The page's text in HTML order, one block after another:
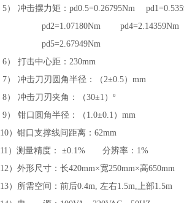
5） 冲击摆力矩： pd0.5=0.26795Nm
pd2=1.07180Nm
pd4=2.14359Nm
pd5=2.67949Nm
6） 打击中心距： 230mm
7） 冲击刀刃圆角半径：（2±0.5） mm
8） 冲击刀刃夹角：（30±1 ） º
9） 钳口圆角半径：（ 1.0±0.1 ） mm
10）钳口支撑线间距离： 62mm
11 ）测量精度： ±0.1% 分辨率： 1%
12）外形尺寸：长420mm×宽250mm×高650mm
13）所需空间：前后0.4m, 左右1.5m,上部1.5m